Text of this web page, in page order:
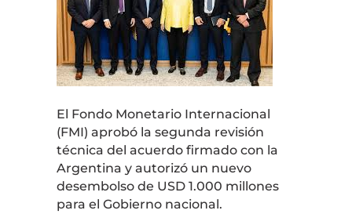
El Fondo Monetario Internacional
(FMI) aprobó la segunda revisión
técnica del acuerdo firmado con la
Argentina y autorizó un nuevo
desembolso de USD 1.000 millones
para el Gobierno nacional.